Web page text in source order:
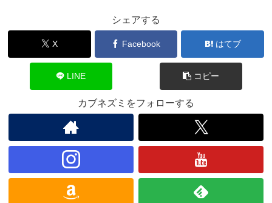
シェアする
X Facebook はてブ
LINE コピー
カブネズミをフォローする